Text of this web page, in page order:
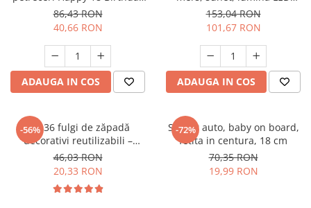
Balloons - 18 ani, auriu +
negru
86,43 RON
40,66 RON
ADAUGA IN COS
(Brachiosaurus, Stegosaurus,
T‑Rex)
153,04 RON
101,67 RON
ADAUGA IN COS
-56%
Set 36 fulgi de zăpadă
decorativi reutilizabili –
plastic alb, modele diferite,
detașabili
46,03 RON
20,33 RON
-72%
Sticker auto, baby on board,
fetita in centura, 18 cm
70,35 RON
19,99 RON